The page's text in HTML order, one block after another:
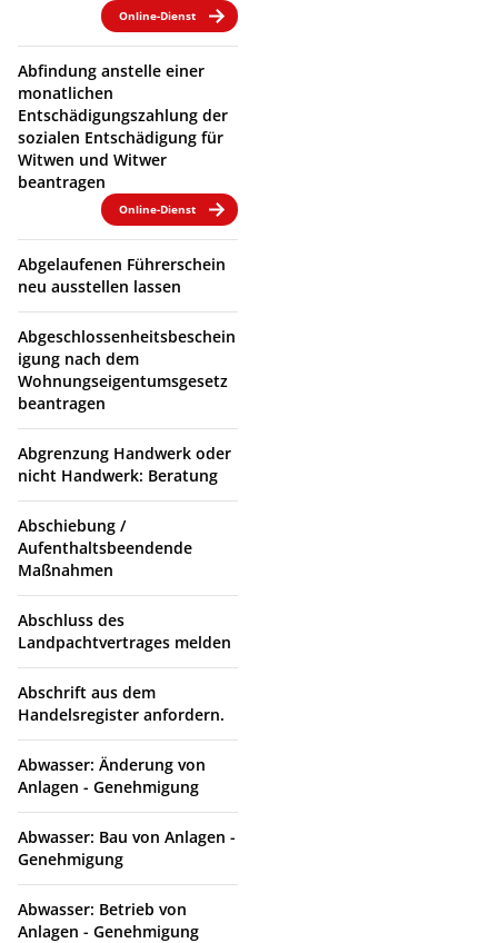
Online-Dienst
Abfindung anstelle einer
monatlichen
Entschädigungszahlung der
sozialen Entschädigung für
Witwen und Witwer
beantragen
Online-Dienst
Abgelaufenen Führerschein
neu ausstellen lassen
Abgeschlossenheitsbeschein
igung nach dem
Wohnungseigentumsgesetz
beantragen
Abgrenzung Handwerk oder
nicht Handwerk: Beratung
Abschiebung /
Aufenthaltsbeendende
Maßnahmen
Abschluss des
Landpachtvertrages melden
Abschrift aus dem
Handelsregister anfordern.
Abwasser: Änderung von
Anlagen - Genehmigung
Abwasser: Bau von Anlagen -
Genehmigung
Abwasser: Betrieb von
Anlagen - Genehmigung